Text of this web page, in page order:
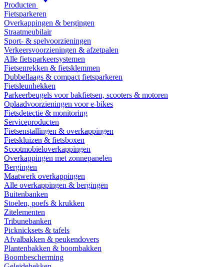
Producten
Fietsparkeren
Overkappingen & bergingen
Straatmeubilair
Sport- & spelvoorzieningen
Verkeersvoorzieningen & afzetpalen
Alle fietsparkeersystemen
Fietsenrekken & fietsklemmen
Dubbellaags & compact fietsparkeren
Fietsleunhekken
Parkeerbeugels voor bakfietsen, scooters & motoren
Oplaadvoorzieningen voor e-bikes
Fietsdetectie & monitoring
Serviceproducten
Fietsenstallingen & overkappingen
Fietskluizen & fietsboxen
Scootmobieloverkappingen
Overkappingen met zonnepanelen
Bergingen
Maatwerk overkappingen
Alle overkappingen & bergingen
Buitenbanken
Stoelen, poefs & krukken
Zitelementen
Tribunebanken
Picknicksets & tafels
Afvalbakken & peukendovers
Plantenbakken & boombakken
Boombescherming